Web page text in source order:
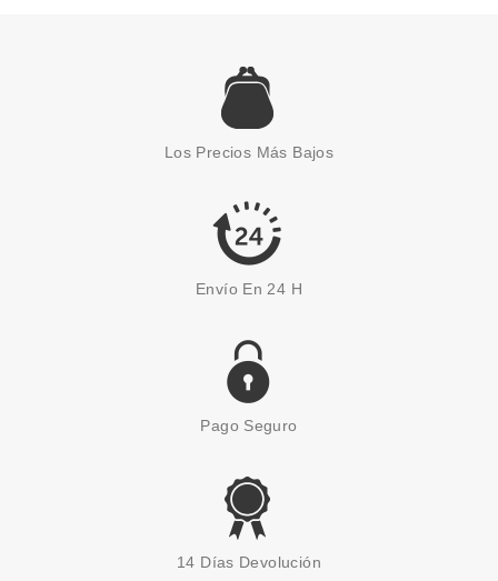
PLUS ONE
PLUS ONE VIBRATING BULLET
VIBRADOR ESTIMULADOR
9.99€
PLUS ONE
MASSAGER VIBRADOR PUNTO
Los Precios Más Bajos
Envío En 24 H
Pago Seguro
14 Días Devolución